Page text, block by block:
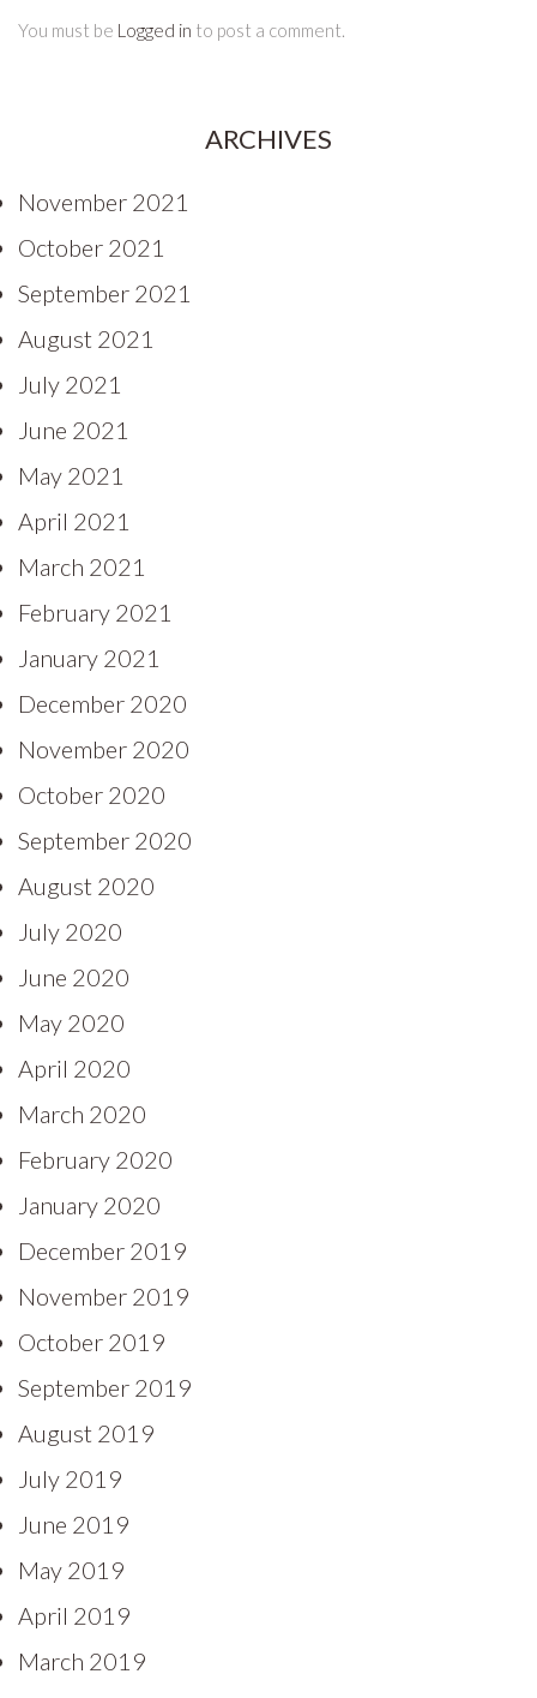
You must be Logged in to post a comment.
ARCHIVES
November 2021
October 2021
September 2021
August 2021
July 2021
June 2021
May 2021
April 2021
March 2021
February 2021
January 2021
December 2020
November 2020
October 2020
September 2020
August 2020
July 2020
June 2020
May 2020
April 2020
March 2020
February 2020
January 2020
December 2019
November 2019
October 2019
September 2019
August 2019
July 2019
June 2019
May 2019
April 2019
March 2019